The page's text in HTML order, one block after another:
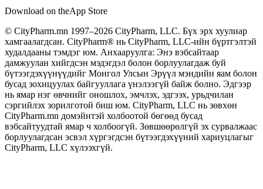
Download on theApp Store
© CityPharm.mn 1997–2026 CityPharm, LLC. Бүх эрх хуулиар
хамгаалагдсан. CityPharm® нь CityPharm, LLC-ийн бүртгэлтэй
худалдааны тэмдэг юм. Анхааруулга: Энэ вэбсайтаар
дамжуулан хийгдсэн мэдэгдэл болон борлуулагдаж буй
бүтээгдэхүүнүүдийг Монгол Улсын Эрүүл мэндийн яам болон
бусад зохицуулах байгууллага үнэлээгүй байж болно. Эдгээр
нь ямар нэг өвчнийг оношлох, эмчлэх, эдгээх, урьдчилан
сэргийлэх зорилготой биш юм. CityPharm, LLC нь зөвхөн
CityPharm.mn домэйнтэй холбоотой бөгөөд бусад
вэбсайтуудтай ямар ч холбоогүй. Зөвшөөрөлгүй эх сурвалжаас
борлуулагдсан эсвэл хүргэгдсэн бүтээгдэхүүний хариуцлагыг
CityPharm, LLC хүлээхгүй.